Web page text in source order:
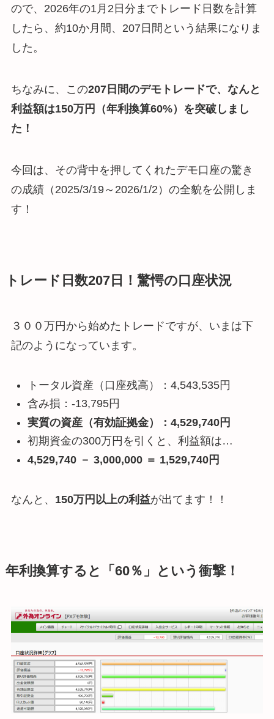
ので、2026年の1月2日分までトレード日数を計算
したら、約10か月間、207日間という結果になりま
した。
ちなみに、この207日間のデモトレードで、なんと
利益額は150万円（年利換算60%）を突破しまし
た！
今回は、その背中を押してくれたデモ口座の驚き
の成績（2025/3/19～2026/1/2）の全貌を公開しま
す！
トレード日数207日！驚愕の口座状況
３００万円から始めたトレードですが、いまは下
記のようになっています。
トータル資産（口座残高）：4,543,535円
含み損：-13,795円
実質の資産（有効証拠金）：4,529,740円
初期資金の300万円を引くと、利益額は…
4,529,740 － 3,000,000 ＝ 1,529,740円
なんと、 150万円以上の利益が出てます！！
年利換算すると「60％」という衝撃！